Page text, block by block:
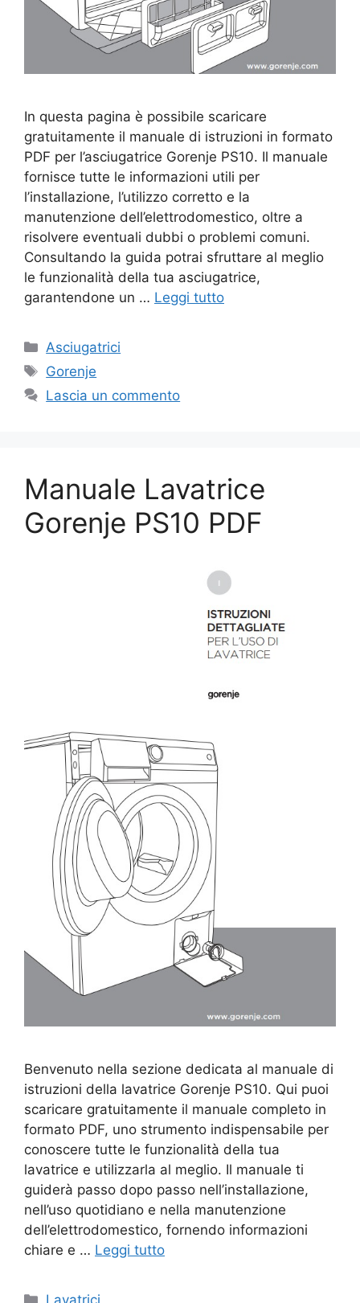
In questa pagina è possibile scaricare
gratuitamente il manuale di istruzioni in formato
PDF per l’asciugatrice Gorenje PS10. Il manuale
fornisce tutte le informazioni utili per
l’installazione, l’utilizzo corretto e la
manutenzione dell’elettrodomestico, oltre a
risolvere eventuali dubbi o problemi comuni.
Consultando la guida potrai sfruttare al meglio
le funzionalità della tua asciugatrice,
garantendone un … Leggi tutto
Categorie
Asciugatrici
Tag
Gorenje
Lascia un commento
Manuale Lavatrice
Gorenje PS10 PDF
Benvenuto nella sezione dedicata al manuale di
istruzioni della lavatrice Gorenje PS10. Qui puoi
scaricare gratuitamente il manuale completo in
formato PDF, uno strumento indispensabile per
conoscere tutte le funzionalità della tua
lavatrice e utilizzarla al meglio. Il manuale ti
guiderà passo dopo passo nell’installazione,
nell’uso quotidiano e nella manutenzione
dell’elettrodomestico, fornendo informazioni
chiare e … Leggi tutto
Categorie